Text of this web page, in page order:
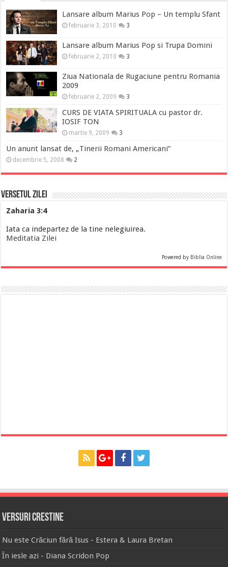
Lansare album Marius Pop – Un templu Sfant
februarie 3, 2010 3
Lansare album Marius Pop si Trupa Domini
februarie 2, 2010 3
Ziua Nationala de Rugaciune pentru Romania
2009
februarie 2, 2009 3
CURS DE VIATA SPIRITUALA cu pastor dr.
IOSIF TON
martie 9, 2009 3
Un anunt lansat de, „Tinerii Romani Americani”
decembrie 5, 2008 2
Versetul Zilei
Zaharia 3:4
Iata ca indepartez de la tine nelegiuirea.
Meditatia Zilei
Powered by Biblia Online
Versuri Crestine
Nu este Crăciun fără Isus - Estera & Laura Bretan
În iesle azi - Diana Scridon Pop